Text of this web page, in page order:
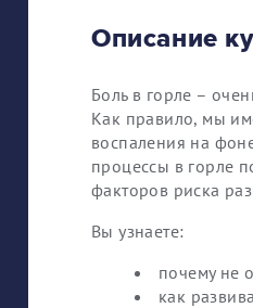
Описание
Боль в горле –
Как правило, мы
воспаления на
процессы в горле
факторов риска
Вы узнаете:
почему не
как